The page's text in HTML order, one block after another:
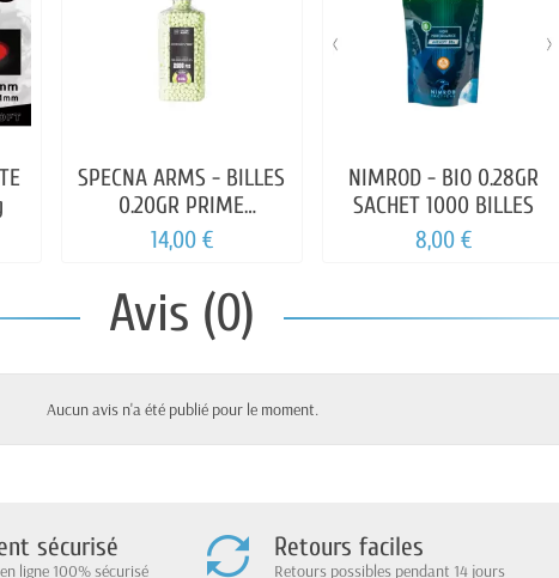
SPECNA ARMS - BILLES
0.20GR PRIME
TRACANTE BOUTEILLE
2500
14,00 €
NIMROD - BIO 0.28GR
SACHET 1000 BILLES
8,00 €
Avis (0)
Aucun avis n'a été publié pour le moment.
sécurisé
ligne 100% sécurisé
Retours faciles
Retours possibles pendant 14 jours